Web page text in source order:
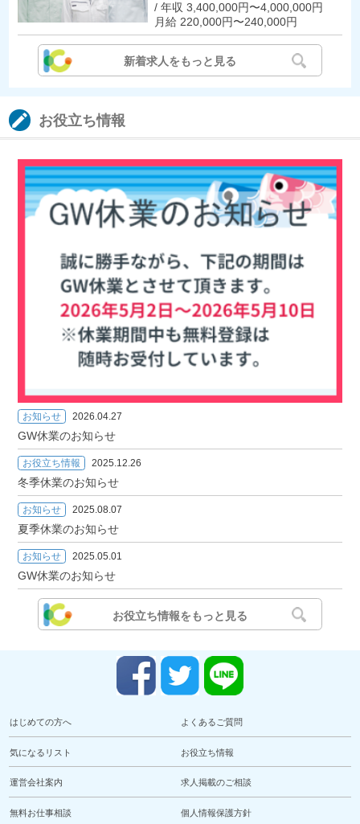
/ 年収 3,400,000円〜4,000,000円
月給 220,000円〜240,000円
新着求人をもっと見る
お役立ち情報
お知らせ 2026.04.27
GW休業のお知らせ
お役立ち情報 2025.12.26
冬季休業のお知らせ
お知らせ 2025.08.07
夏季休業のお知らせ
お知らせ 2025.05.01
GW休業のお知らせ
お役立ち情報をもっと見る
はじめての方へ よくあるご質問
気になるリスト お役立ち情報
運営会社案内 求人掲載のご相談
無料お仕事相談 個人情報保護方針